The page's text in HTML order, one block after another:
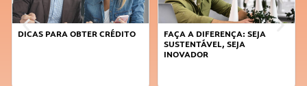
DICAS PARA OBTER CRÉDITO
FAÇA A DIFERENÇA: SEJA
SUSTENTÁVEL, SEJA
INOVADOR